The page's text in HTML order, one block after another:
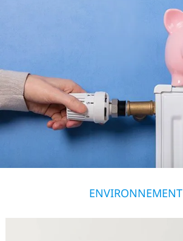
ENVIRONNEMENT